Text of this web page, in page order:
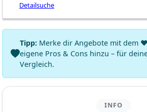
Detailsuche
Tipp: Merke dir Angebote mit dem
eigene Pros & Cons hinzu – für
Vergleich.
INFO